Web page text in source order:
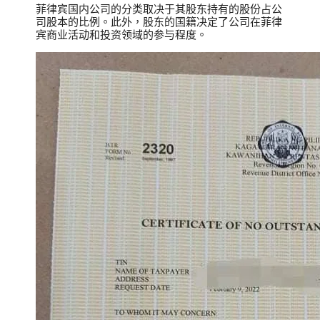
菲律宾国内公司的分类取决于其股东持有的股份占公
司股本的比例。此外，股东的国籍决定了公司在菲律
宾商业活动和投资领域的参与程度。